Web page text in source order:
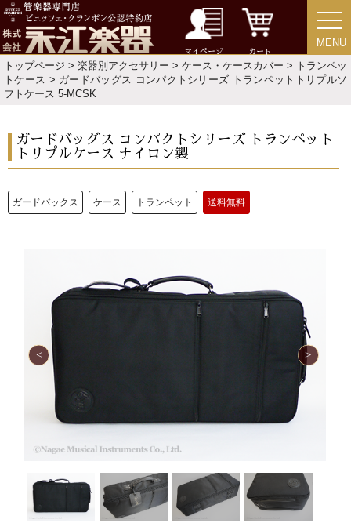
マイページ カート
MENU
MENU
トップページ > 楽器別アクセサリー > ケース・ケースカバー > トランペッ
トケース > ガードバッグス コンパクトシリーズ トランペットトリプルソ
フトケース 5-MCSK
ガードバッグス コンパクトシリーズ トランペット
トリプルケース ナイロン製
ガードバックス ケース トランペット 送料無料